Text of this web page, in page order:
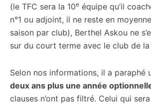
(le TFC sera la 10e équipe qu’il
n°1 ou adjoint, il ne reste en moyenne
saison par club), Berthel Askou ne
sur du court terme avec le club de la
Selon nos informations, il a paraphé
deux ans plus une année
clauses n’ont pas filtré. Celui qui sera